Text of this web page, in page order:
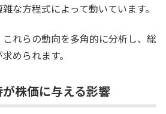
な方程式によって動いています。
れらの動向を多角的に分析し、総
められます。
株価に与える影響